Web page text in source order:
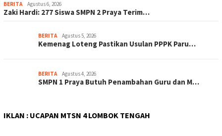
BERITA Agustus 6, 2026
Zaki Hardi: 277 Siswa SMPN 2 Praya Terim…
BERITA Agustus 5, 2026
Kemenag Loteng Pastikan Usulan PPPK Paru…
BERITA Agustus 4, 2026
SMPN 1 Praya Butuh Penambahan Guru dan M…
IKLAN : UCAPAN MTSN 4 LOMBOK TENGAH